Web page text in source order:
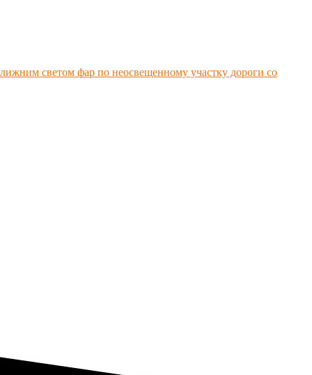
светом фар по неосвещенному участку дороги со